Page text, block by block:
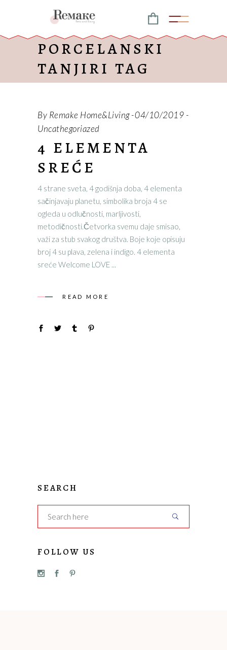
PORCELANSKI
TANJIRI TAG
By Remake Home&Living 04/10/2019
Uncathegoriazed
4 ELEMENTA
SREĆE
4 strane sveta, 4 godišnja doba, 4 elementa
sačinjavaju planetu, simbolika broja 4 se
ogleda u odlučnosti, marljivosti,
metodičnosti.Četvorka svemu daje smisao,
važi za stub svakog društva. Boje koje opisuju
broj 4 su plava, zelena i indigo. 4 elementa
sreće Welcome LOVE
READ MORE
SEARCH
FOLLOW US